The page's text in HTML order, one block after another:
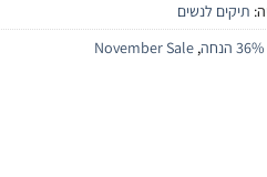
תיקים לנשים
36% הנחה ,
November Sale